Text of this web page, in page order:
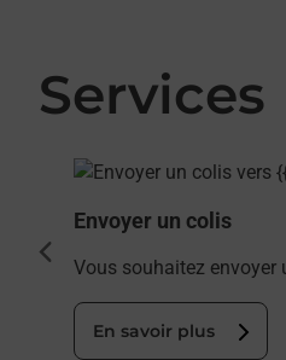
Services
En savoir plus
Envoyer un colis
Vous souhaitez envoyer
En savoir plus